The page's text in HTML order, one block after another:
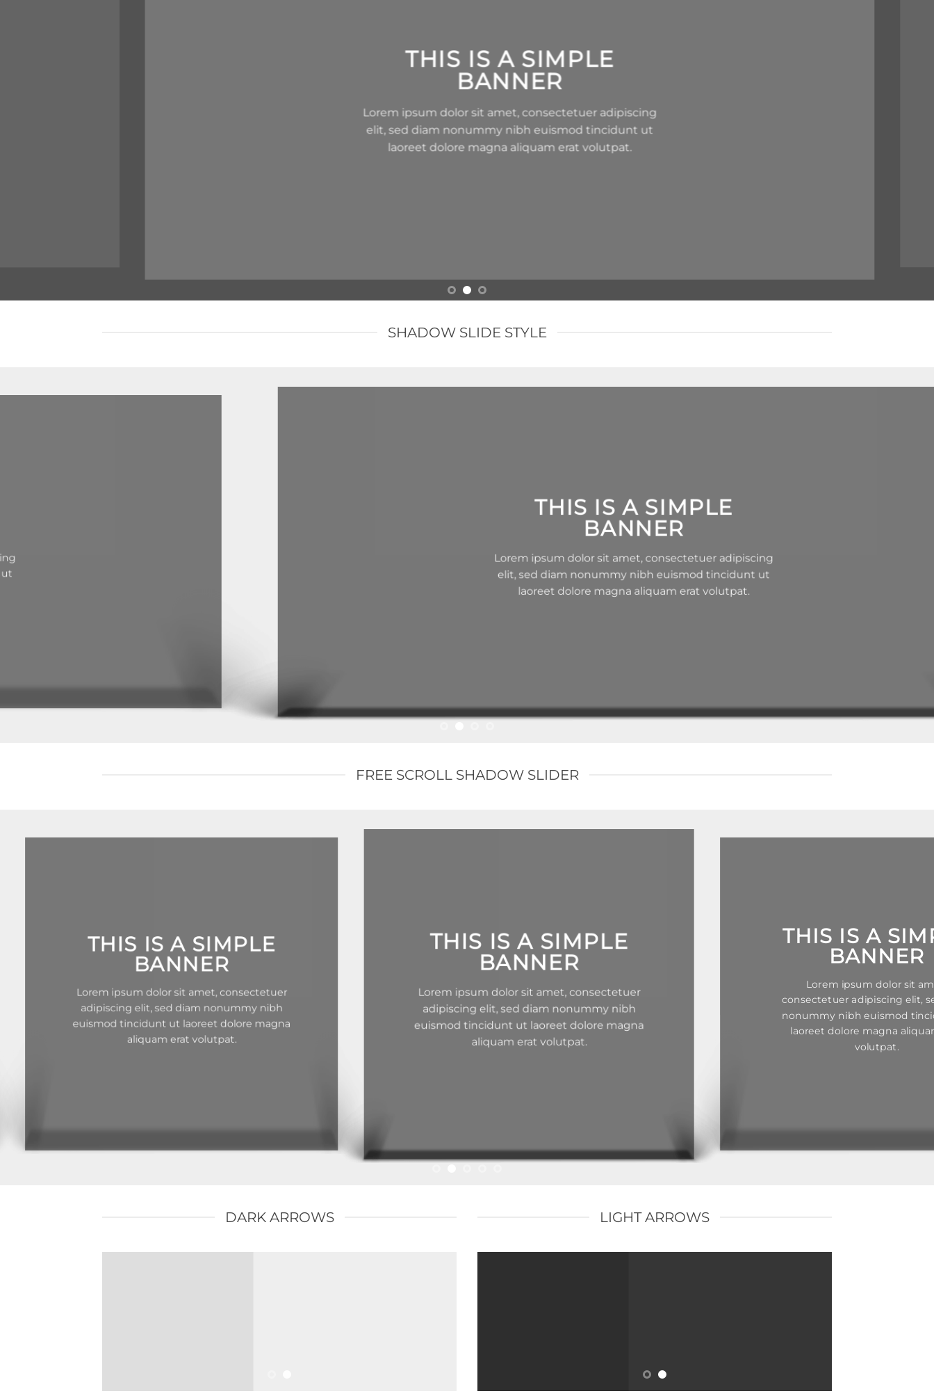
THIS IS A SIMPLE
BANNER
Lorem ipsum dolor sit amet, consectetuer adipiscing
elit, sed diam nonummy nibh euismod tincidunt ut
laoreet dolore magna aliquam erat volutpat.
SHADOW SLIDE STYLE
THIS IS A SIMPLE
Lorem ipsum dolor sit amet, consectetuer adipiscing
elit, sed diam nonummy nibh euismod tincidunt ut
laoreet dolore magna aliquam erat volutpat.
FREE SCROLL SHADOW SLIDER
THIS IS A SIMPLE
BANNER
Lorem ipsum dolor sit amet, consectetuer
adipiscing elit, sed diam nonummy nibh
euismod tincidunt ut laoreet dolore magna
aliquam erat volutpat.
THIS IS A SIMPLE
BANNER
Lorem ipsum dolor sit amet, consectetuer
adipiscing elit, sed diam nonummy nibh
euismod tincidunt ut laoreet dolore magna
aliquam erat volutpat.
THIS IS A SIMPLE
BANNER
Lorem ipsum dolor sit amet,
consectetuer adipiscing elit, sed diam
nonummy nibh euismod tincidunt ut
laoreet dolore magna aliquam erat
DARK ARROWS LIGHT ARROWS